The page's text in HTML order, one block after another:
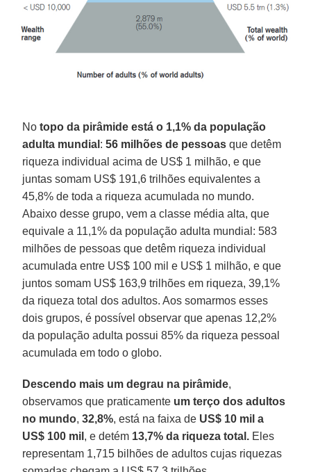
No topo da pirâmide está o 1,1% da população
adulta mundial :56 milhões de pessoas que detêm
riqueza individual acima de US$ 1 milhão, e que
juntas somam US$ 191,6 trilhões equivalentes a
45,8% de toda a riqueza acumulada no mundo.
Abaixo desse grupo, vem a classe média alta, que
equivale a 11,1% da população adulta mundial: 583
milhões de pessoas que detêm riqueza individual
acumulada entre US$ 100 mil e US$ 1 milhão, e que
juntos somam US$ 163,9 trilhões em riqueza, 39,1%
da riqueza total dos adultos. Aos somarmos esses
dois grupos, é possível observar que apenas 12,2%
da população adulta possui 85% da riqueza pessoal
acumulada em todo o globo.
Descendo mais um degrau na pirâmide,
observamos que praticamente um terço dos adultos
no mundo,32,8%, está na faixa de US$ 10 mil a
US$ 100 mil , e detém 13,7% da riqueza total. Eles
representam 1,715 bilhões de adultos cujas riquezas